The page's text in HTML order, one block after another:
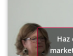
Haz